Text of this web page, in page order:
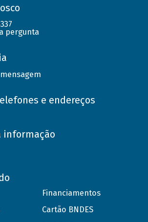
pergunta
e endereços
informação
Financiamentos
Cartão BNDES